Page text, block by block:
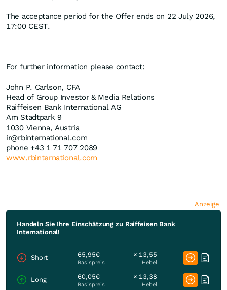
The acceptance period for the Offer ends on 22 July 2026,
17:00 CEST.
For further information please contact:
John P. Carlson, CFA
Head of Group Investor & Media Relations
Raiffeisen Bank International AG
Am Stadtpark 9
1030 Vienna, Austria
ir@rbinternational.com
phone +43 1 71 707 2089
www.rbinternational.com
Anzeige
Handeln Sie Ihre Einschätzung zu Raiffeisen Bank
International!
Short 65,95€
Basispreis
× 13,55
Hebel
Long 60,05€
Basispreis
× 13,38
Hebel